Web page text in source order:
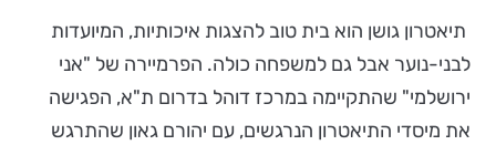
תיאטרון גושן הוא בית טוב להצגות איכותיות, המיועדות
לבני-נוער אבל גם למשפחה כולה. הפרמיירה של "אני
ירושלמי" שהתקיימה במרכז דוהל בדרום ת"א, הפגישה
את מיסדי התיאטרון הנרגשים, עם יהורם גאון שהתרגש